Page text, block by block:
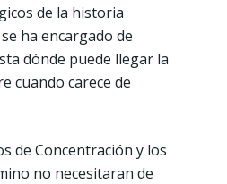
de la historia
ha encargado de
dónde puede llegar la
cuando carece de
de Concentración y los
no necesitaran de